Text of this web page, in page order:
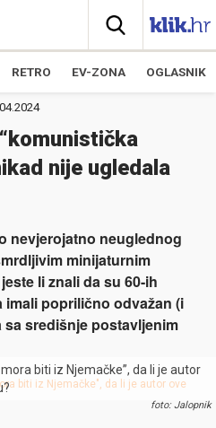
RETRO EV-ZONA OGLASNIK
nije ugledala
nevjerojatno neuglednog
minijaturnim
li znali da su 60-ih
imali poprilično odvažan (i
središnje postavljenim
biti iz Njemačke”, da li je autor
foto: Jalopnik